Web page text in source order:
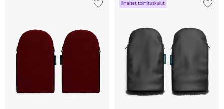
Ilmaiset toimituskulut